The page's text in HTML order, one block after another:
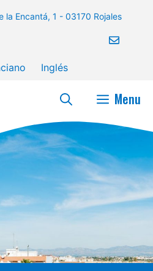
la Encantá, 1 - 03170 Rojales
Inglés
Menu